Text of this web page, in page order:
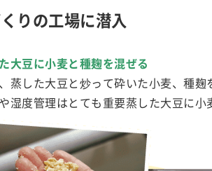
りの工場に潜入
大豆に小麦と種麹を混ぜる
蒸した大豆と炒って砕いた小麦、種
湿度管理はとても重要蒸した大豆に小